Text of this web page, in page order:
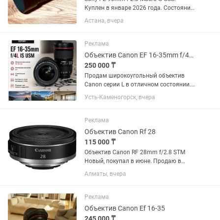
Куплен в январе 2026 года. Состояние
практически нового, без царапин и
потертостей. Полный комплект:
задняя крышки. Использовался...
Астана, вчера
Реклама
Объектив Canon EF 16-35mm f/4L IS USM
250 000 ₸
Продам широкоугольный объектив
Canon серии L в отличном состоянии.
Canon EF 16-35mm f/4L IS USM.
Отличное состояние, стекла чистые,
стабилизация работают идеально....
Усть-Каменогорск, вчера
Реклама
Объектив Canon Rf 28
115 000 ₸
Объектив Canon RF 28mm f/2.8 STM
Новый, покупал в июне. Продаю в
связи ненадобностью.
Алматы, вчера
Реклама
Объектив Canon Ef 16-35